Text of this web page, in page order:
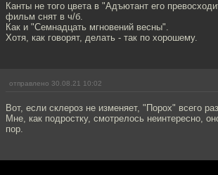
Канты не того цвета в "Адъютант его
фильм снят в ч/б.
Как и "Семнадцать мгновений весны".
Хотя, как говорят, делать - так по хорошему.
отправлено 30.08.21 10:02
Вот, если склероз не изменяет, "Порох" всего
Мне, как подростку, смотрелось неинтересно,
пор.